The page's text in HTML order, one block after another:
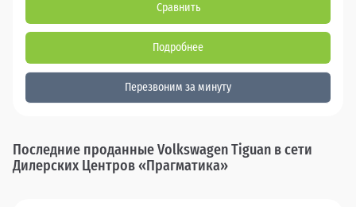
Сравнить
Подробнее
Перезвоним за минуту
Последние проданные Volkswagen Tiguan в сети
Дилерских Центров «Прагматика»